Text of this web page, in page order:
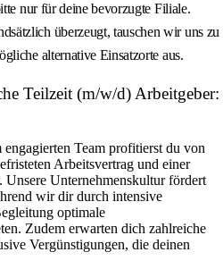
nur für deine bevorzugte Filiale.
überzeugt, tauschen wir uns zu
alternative Einsatzorte aus.
Teilzeit (m/w/d) Arbeitgeber:
Team profitierst du von
Arbeitsvertrag und einer
Unternehmenskultur fördert
wir dir durch intensive
optimale
Zudem erwarten dich zahlreiche
Vergünstigungen, die deinen